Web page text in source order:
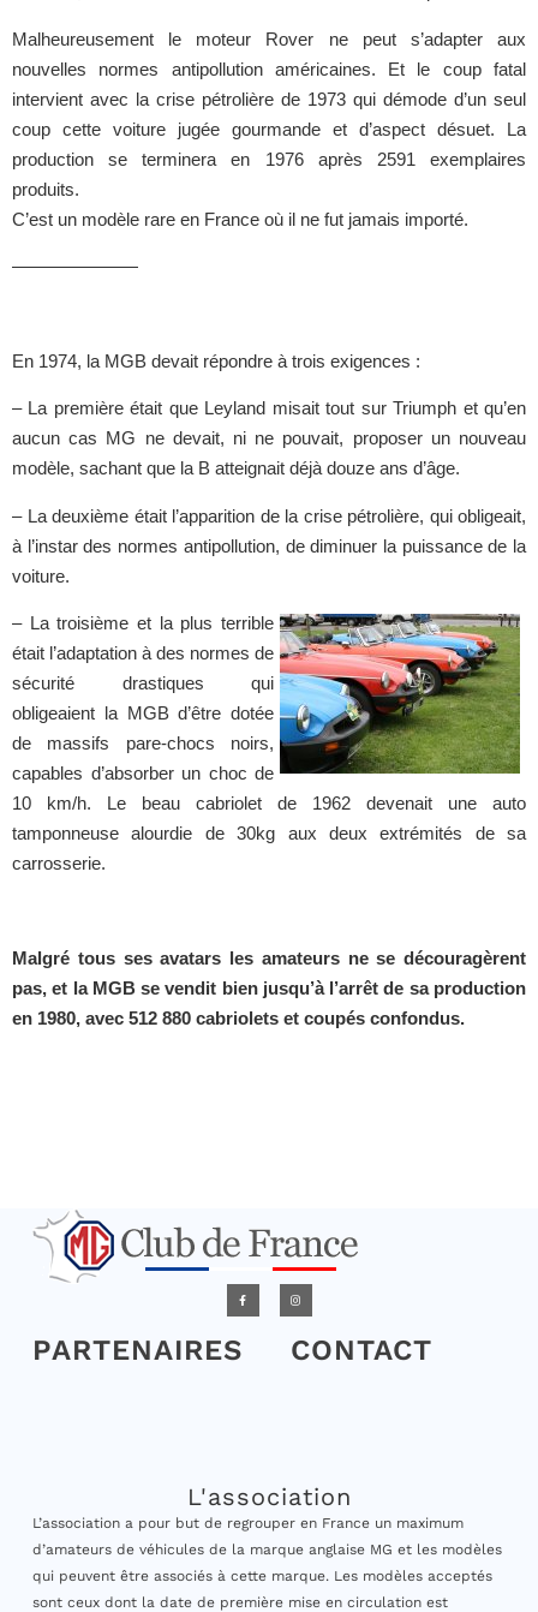
Malheureusement le moteur Rover ne peut s’adapter aux
nouvelles normes antipollution américaines. Et le coup fatal
intervient avec la crise pétrolière de 1973 qui démode d’un seul
coup cette voiture jugée gourmande et d’aspect désuet. La
production se terminera en 1976 après 2591 exemplaires
produits.
C’est un modèle rare en France où il ne fut jamais importé.
———————
En 1974, la MGB devait répondre à trois exigences :
– La première était que Leyland misait tout sur Triumph et qu’en
aucun cas MG ne devait, ni ne pouvait, proposer un nouveau
modèle, sachant que la B atteignait déjà douze ans d’âge.
– La deuxième était l’apparition de la crise pétrolière, qui obligeait,
à l’instar des normes antipollution, de diminuer la puissance de la
voiture.
– La troisième et la plus terrible
était l’adaptation à des normes de
sécurité drastiques qui
obligeaient la MGB d’être dotée
de massifs pare-chocs noirs,
capables d’absorber un choc de
10 km/h. Le beau cabriolet de 1962 devenait une auto
tamponneuse alourdie de 30kg aux deux extrémités de sa
carrosserie.
Malgré tous ses avatars les amateurs ne se découragèrent
pas, et la MGB se vendit bien jusqu’à l’arrêt de sa production
en 1980, avec 512 880 cabriolets et coupés confondus.
PARTENAIRES CONTACT
L'association
L’association a pour but de regrouper en France un maximum
d’amateurs de véhicules de la marque anglaise MG et les modèles
qui peuvent être associés à cette marque. Les modèles acceptés
sont ceux dont la date de première mise en circulation est